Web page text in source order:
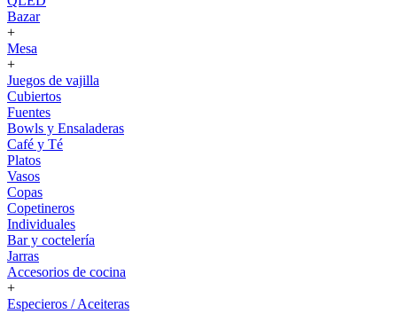
Bazar
+
Mesa
+
Juegos de vajilla
Cubiertos
Fuentes
Bowls y Ensaladeras
Café y Té
Platos
Vasos
Copas
Copetineros
Individuales
Bar y coctelería
Jarras
Accesorios de cocina
+
Especieros / Aceiteras